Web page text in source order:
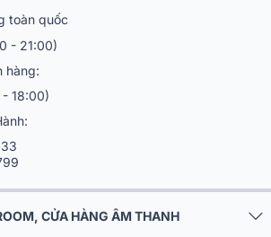
toàn quốc
- 21:00)
hàng:
18:00)
CỬA HÀNG ÂM THANH